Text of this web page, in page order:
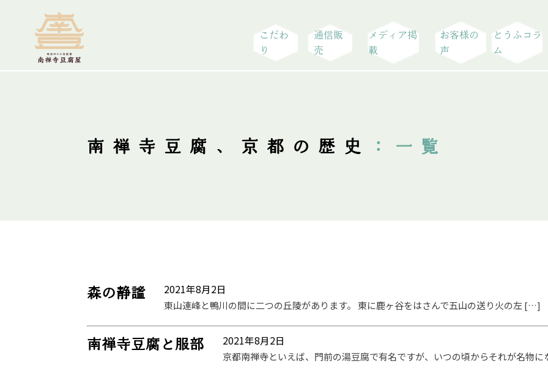
こだわ
り
通信販
売
メディア掲
載
お客様の
声
とうふコラ
ム
南禅寺豆腐、京都の歴史 ：一覧
森の静謐 2021年8月2日
東山連峰と鴨川の間に二つの丘陵があります。 東に鹿ヶ谷をはさんで五山の送り火の左 […]
南禅寺豆腐と服部 2021年8月2日
京都南禅寺といえば、門前の湯豆腐で有名ですが、いつの頃からそれが名物